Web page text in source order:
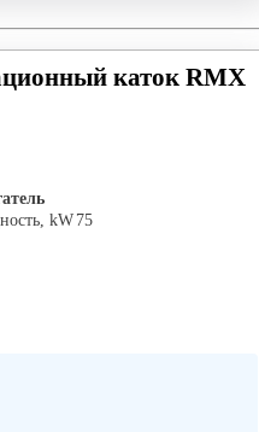
каток RMX
kW 75